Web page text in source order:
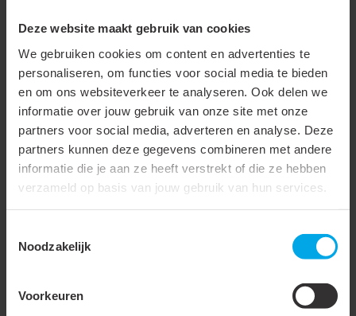
Deze website maakt gebruik van cookies
We gebruiken cookies om content en advertenties te
personaliseren, om functies voor social media te bieden
en om ons websiteverkeer te analyseren. Ook delen we
informatie over jouw gebruik van onze site met onze
partners voor social media, adverteren en analyse. Deze
partners kunnen deze gegevens combineren met andere
informatie die je aan ze heeft verstrekt of die ze hebben
verzameld op basis van jouw gebruik van hun services.
Noodzakelijk
Voorkeuren
Micro uitvoering
Transparant
Lengte (L)
21 mm
Breedte (W)
4 mm
Diameter (D)
4 mm
Trilling vast / met extra
Levering op band